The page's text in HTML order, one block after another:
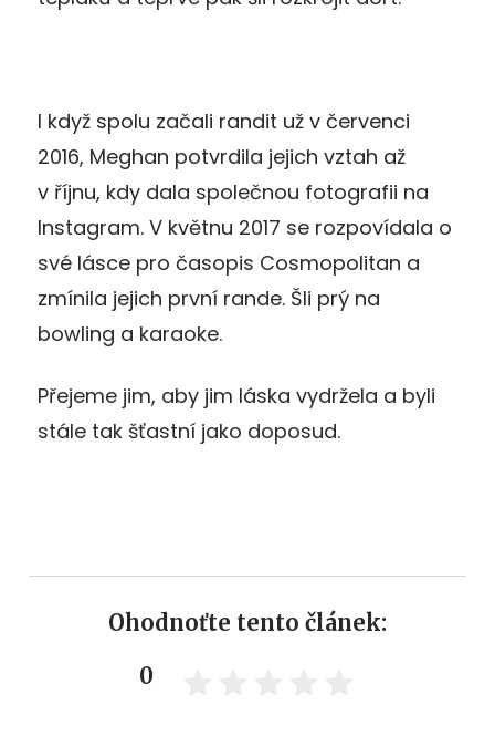
I když spolu začali randit už v červenci
2016, Meghan potvrdila jejich vztah až
v říjnu, kdy dala společnou fotografii na
Instagram. V květnu 2017 se rozpovídala o
své lásce pro časopis Cosmopolitan a
zmínila jejich první rande. Šli prý na
bowling a karaoke.
Přejeme jim, aby jim láska vydržela a byli
stále tak šťastní jako doposud.
Ohodnoťte tento článek:
0